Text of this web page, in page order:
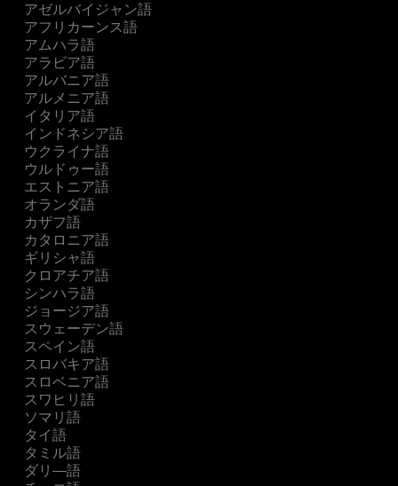
アゼルバイジャン語
アフリカーンス語
アムハラ語
アラビア語
アルバニア語
アルメニア語
イタリア語
インドネシア語
ウクライナ語
ウルドゥー語
エストニア語
オランダ語
カザフ語
カタロニア語
ギリシャ語
クロアチア語
シンハラ語
ジョージア語
スウェーデン語
スペイン語
スロバキア語
スロベニア語
スワヒリ語
ソマリ語
タイ語
タミル語
ダリ―語